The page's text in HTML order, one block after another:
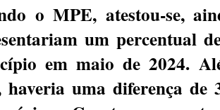
o MPE, atestou-se,
um percentual
em maio de 2024.
haveria uma diferença